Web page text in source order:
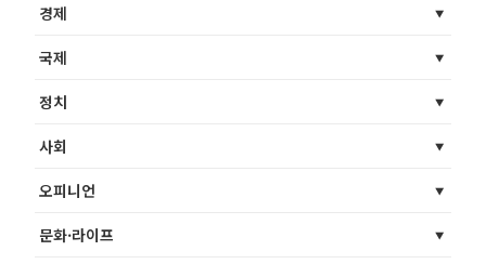
경제
국제
정치
사회
오피니언
문화·라이프